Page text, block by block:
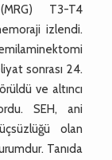
T3-T4
izlendi.
sonrası 24.
ve altıncı
SEH, ani
olan
Tanıda